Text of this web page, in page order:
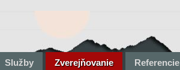
Služby Zverejňovanie Referencie